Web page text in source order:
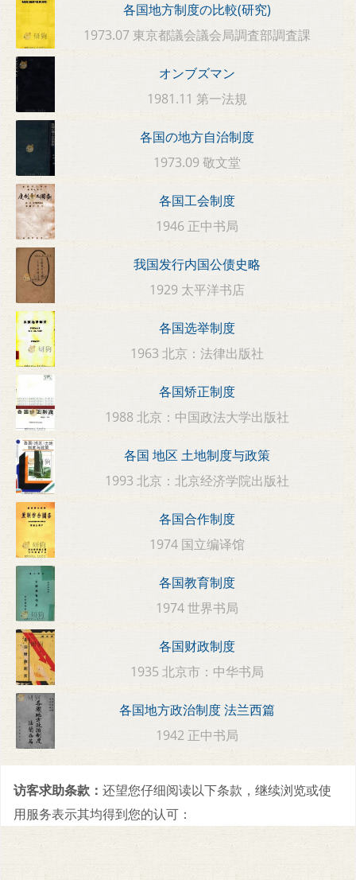
各国地方制度の比較(研究)
1973.07 東京都議会議会局調査部調査課
オンブズマン
1981.11 第一法規
各国の地方自治制度
1973.09 敬文堂
各国工会制度
1946 正中书局
我国发行内国公债史略
1929 太平洋书店
各国选举制度
1963 北京：法律出版社
各国矫正制度
1988 北京：中国政法大学出版社
各国 地区 土地制度与政策
1993 北京：北京经济学院出版社
各国合作制度
1974 国立编译馆
各国教育制度
1974 世界书局
各国财政制度
1935 北京市：中华书局
各国地方政治制度 法兰西篇
1942 正中书局
访客求助条款： 还望您仔细阅读以下条款，继续浏览或使
用服务表示其均得到您的认可：